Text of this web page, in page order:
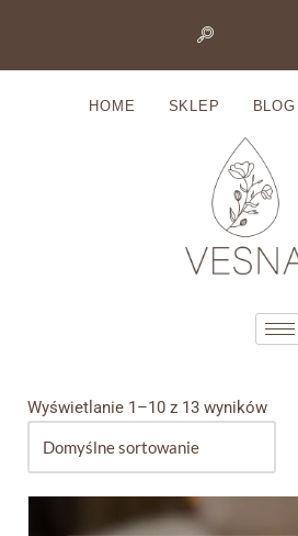
HOME SKLEP BLOG
Wyświetlanie 1–10 z 13 wyników